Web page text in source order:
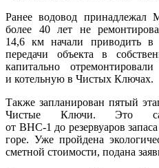
Ранее водовод
более 40 лет не
14,6 км начали приводить
передачи объекта в
капитально
и котельную в Чистых Ключах.
Также запланирован пятый
Чистые Ключи. Это
от ВНС-1 до резервуаров
горе. Уже пройдена
сметной стоимости, подана